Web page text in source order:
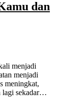
dan
menjadi
menjadi
meningkat,
lagi sekadar…